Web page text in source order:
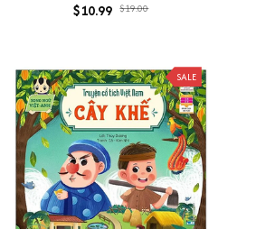
Cinderella
$10.99 $19.00
SALE